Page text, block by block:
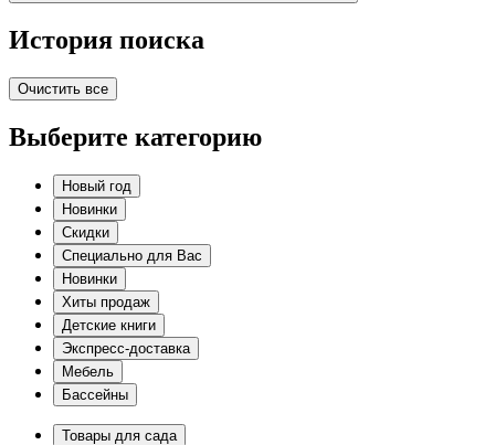
История поиска
Очистить все
Выберите категорию
Новый год
Новинки
Скидки
Специально для Вас
Новинки
Хиты продаж
Детские книги
Экспресс-доставка
Мебель
Бассейны
Товары для сада